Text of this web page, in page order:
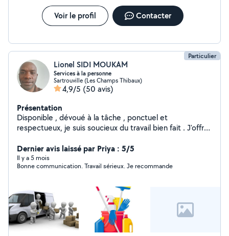
Voir le profil Contacter
Particulier
Lionel SIDI MOUKAM
Services à la personne
Sartrouville (Les Champs Thibaux)
4,9/5 (50 avis)
Présentation
Disponible , dévoué à la tâche , ponctuel et
respectueux, je suis soucieux du travail bien fait . J'offre
manutention.
Dernier avis laissé par Priya : 5/5
Il y a 5 mois
Bonne communication. Travail sérieux. Je recommande